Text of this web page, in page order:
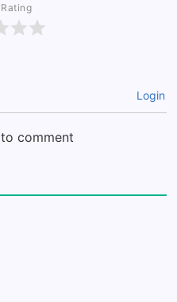
Login
comment